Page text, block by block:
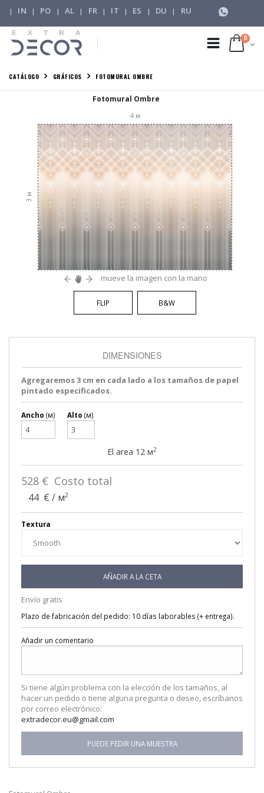
| IN | PO | AL | FR | IT | ES | DU | RU
0
CATÁLOGO GRÁFICOS FOTOMURAL OMBRE
Fotomural Ombre
4м
3
м
mueve la imagen con la mano
FLIP B&W
DIMENSIONES
Agregaremos 3 cm en cada lado a los tamaños de papel
pintado especificados.
Ancho (м) Alto (м)
El area 12 м2
528 € Costo total
44 € / м2
Textura
AÑADIR A LA CETA
Envío gratis
Plazo de fabricación del pedido: 10 días laborables (+ entrega).
Añadir un comentario
Si tiene algún problema con la elección de los tamaños, al
hacer un pedido o tiene alguna pregunta o deseo, escríbanos
por correo electrónico:
extradecor.eu@gmail.com
PUEDE PEDIR UNA MUESTRA